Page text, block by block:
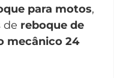
para motos,
de reboque de
mecânico 24